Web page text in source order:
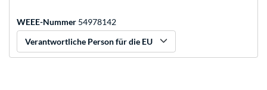
WEEE-Nummer 54978142
Verantwortliche Person für die EU